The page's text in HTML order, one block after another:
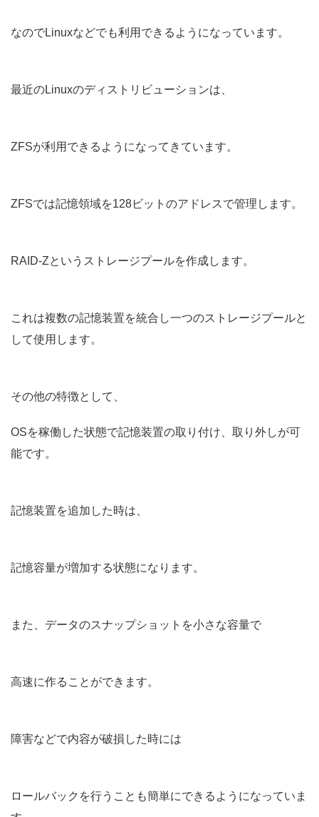
なのでLinuxなどでも利用できるようになっています。
最近のLinuxのディストリビューションは、
ZFSが利用できるようになってきています。
ZFSでは記憶領域を128ビットのアドレスで管理します。
RAID-Zというストレージプールを作成します。
これは複数の記憶装置を統合し一つのストレージプールと
して使用します。
その他の特徴として、
OSを稼働した状態で記憶装置の取り付け、取り外しが可
能です。
記憶装置を追加した時は、
記憶容量が増加する状態になります。
また、データのスナップショットを小さな容量で
高速に作ることができます。
障害などで内容が破損した時には
ロールバックを行うことも簡単にできるようになっていま